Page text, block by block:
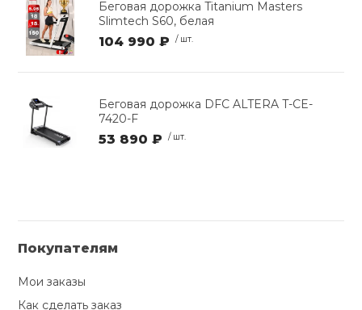
Беговая дорожка Titanium Masters
Slimtech S60, белая
104 990 ₽ / шт.
Беговая дорожка DFC ALTERA T-CE-
7420-F
53 890 ₽ / шт.
Покупателям
Мои заказы
Как сделать заказ